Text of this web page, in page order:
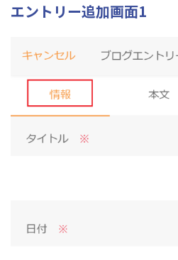
エントリー追加画面1